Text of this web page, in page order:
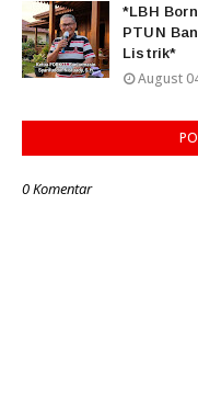
*LBH
PTUN
Listrik*
August
0 Komentar